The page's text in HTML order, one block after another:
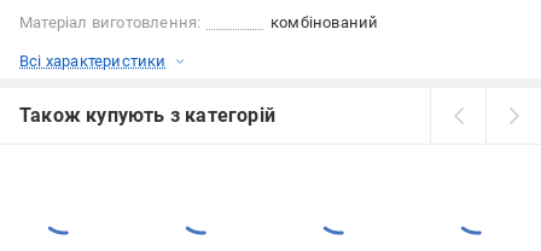
Матеріал виготовлення:
комбінований
Всі характеристики
Також купують з категорій